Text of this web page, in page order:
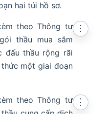
hai túi hồ sơ.
theo Thông tư
thầu mua sắm
đấu thầu rộng rãi
một giai đoạn
⋮
theo Thông tư
⋮